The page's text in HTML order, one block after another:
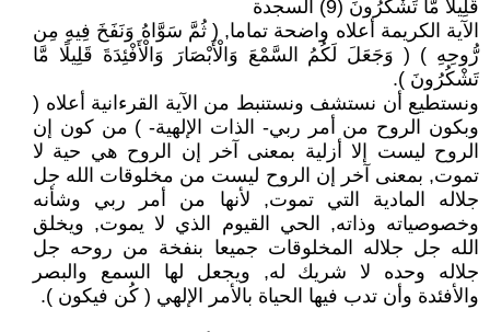
قَلِيلًا مَّا تَشْكُرُونَ (9) السجدة
الآية الكريمة أعلاه واضحة تماما, ( ثُمَّ سَوَّاهُ وَنَفَخَ فِيهِ مِن
رُّوحِهِ ) ( وَجَعَلَ لَكُمُ السَّمْعَ وَالْأَبْصَارَ وَالْأَفْئِدَةَ قَلِيلًا مَّا
تَشْكُرُونَ ).
ونستطيع أن نستشف ونستنبط من الآية القرءانية أعلاه (
وبكون الروح من أمر ربي- الذات الإلهية- ) من كون إن
الروح ليست إلا أزلية بمعنى آخر إن الروح هي حية لا
تموت, بمعنى آخر إن الروح ليست من مخلوقات الله جل
جلاله المادية التي تموت, لأنها من أمر ربي وشأنه
وخصوصياته وذاته, الحي القيوم الذي لا يموت, ويخلق
الله جل جلاله المخلوقات جميعا بنفخة من روحه جل
جلاله وحده لا شريك له, ويجعل لها السمع والبصر
والأفئدة وأن تدب فيها الحياة بالأمر الإلهي ( كُن فيكون ).